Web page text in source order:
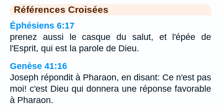
Références Croisées
Éphésiens 6:17
prenez aussi le casque du salut, et l'épée de
l'Esprit, qui est la parole de Dieu.
Genèse 41:16
Joseph répondit à Pharaon, en disant: Ce n'est pas
moi! c'est Dieu qui donnera une réponse favorable
à Pharaon.